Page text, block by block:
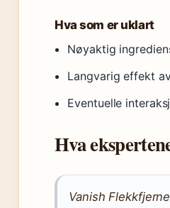
Hva som er uklart
Nøyaktig
Langvarig effekt
Eventuelle
Hva
Vanish